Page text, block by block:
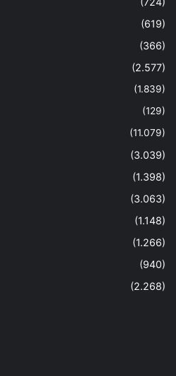
(619)
(366)
(2.577)
(1.839)
(129)
(11.079)
(3.039)
(1.398)
(3.063)
(1.148)
(1.266)
(940)
(2.268)